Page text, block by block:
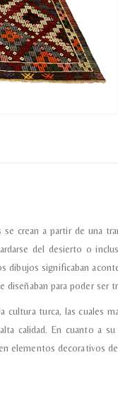
crean a partir de una
del desierto o
dibujos significaban
para poder ser
turca, las cuales
calidad. En cuanto a
elementos decorativos
para que esta web almacene
puedan responder a mi petición.